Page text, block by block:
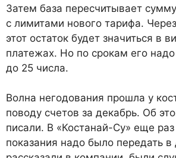
Затем база пересчитывает
с лимитами нового тарифа.
этот остаток будет значиться в
платежах. Но по срокам его
до 25 числа.
Волна негодования прошла у
поводу счетов за декабрь. Об
писали. В «Костанай-Су» еще
показания надо было передать в